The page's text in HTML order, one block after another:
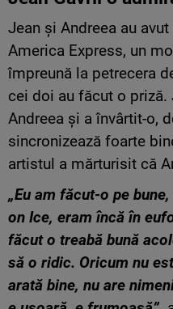
Jean și Andreea au
America Express, un
împreună la petrecera
cei doi au făcut o priză.
Andreea și a învârtit-o,
sincronizează foarte
artistul a mărturisit că
„Eu am făcut-o pe
on Ice, eram încă în
făcut o treabă bună
să o ridic. Oricum nu
arată bine, nu are